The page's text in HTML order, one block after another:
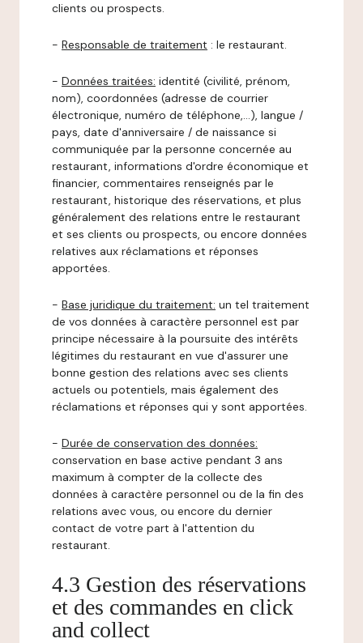
clients ou prospects.
- Responsable de traitement : le restaurant.
- Données traitées: identité (civilité, prénom,
nom), coordonnées (adresse de courrier
électronique, numéro de téléphone,…), langue /
pays, date d'anniversaire / de naissance si
communiquée par la personne concernée au
restaurant, informations d'ordre économique et
financier, commentaires renseignés par le
restaurant, historique des réservations, et plus
généralement des relations entre le restaurant
et ses clients ou prospects, ou encore données
relatives aux réclamations et réponses
apportées.
- Base juridique du traitement: un tel traitement
de vos données à caractère personnel est par
principe nécessaire à la poursuite des intérêts
légitimes du restaurant en vue d'assurer une
bonne gestion des relations avec ses clients
actuels ou potentiels, mais également des
réclamations et réponses qui y sont apportées.
- Durée de conservation des données:
conservation en base active pendant 3 ans
maximum à compter de la collecte des
données à caractère personnel ou de la fin des
relations avec vous, ou encore du dernier
contact de votre part à l'attention du
restaurant.
4.3 Gestion des réservations
et des commandes en click
and collect